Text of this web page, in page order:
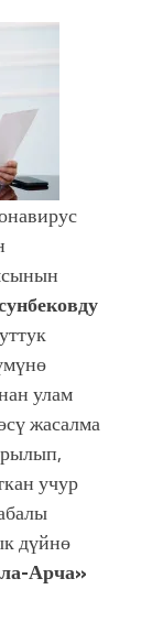
улам
жасалма
учур
дүйнө
Арча»